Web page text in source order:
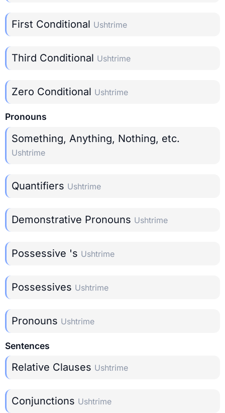
First Conditional Ushtrime
Third Conditional Ushtrime
Zero Conditional Ushtrime
Pronouns
Something, Anything, Nothing, etc.
Ushtrime
Quantifiers Ushtrime
Demonstrative Pronouns Ushtrime
Possessive 's Ushtrime
Possessives Ushtrime
Pronouns Ushtrime
Sentences
Relative Clauses Ushtrime
Conjunctions Ushtrime